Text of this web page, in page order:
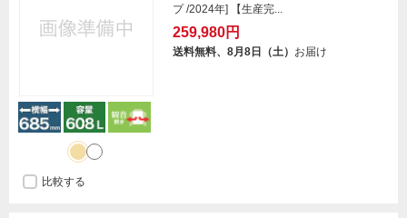
プ /2024年] 【生産完...
259,980円
送料無料、8月8日（土） お届け
比較する